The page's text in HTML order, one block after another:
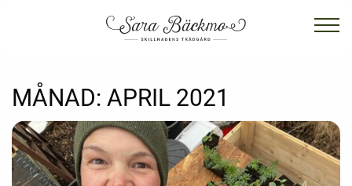
MÅNAD: APRIL 2021